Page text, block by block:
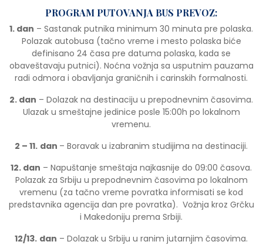
PROGRAM PUTOVANJA BUS PREVOZ:
1. dan – Sastanak putnika minimum 30 minuta pre polaska.
Polazak autobusa (tačno vreme i mesto polaska biće
definisano 24 časa pre datuma polaska, kada se
obaveštavaju putnici). Noćna vožnja sa usputnim pauzama
radi odmora i obavljanja graničnih i carinskih formalnosti.
2. dan – Dolazak na destinaciju u prepodnevnim časovima.
Ulazak u smeštajne jedinice posle 15:00h po lokalnom
vremenu.
2 – 11. dan – Boravak u izabranim studijima na destinaciji.
12. dan – Napuštanje smeštaja najkasnije do 09:00 časova.
Polazak za Srbiju u prepodnevnim časovima po lokalnom
vremenu (za tačno vreme povratka informisati se kod
predstavnika agencija dan pre povratka). Vožnja kroz Grčku
i Makedoniju prema Srbiji.
12/13. dan – Dolazak u Srbiju u ranim jutarnjim časovima.